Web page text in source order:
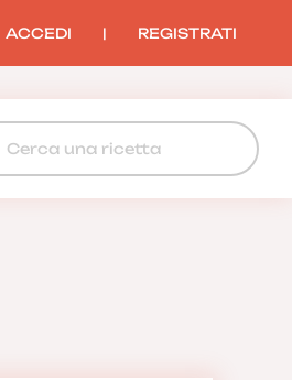
ACCEDI | REGISTRATI